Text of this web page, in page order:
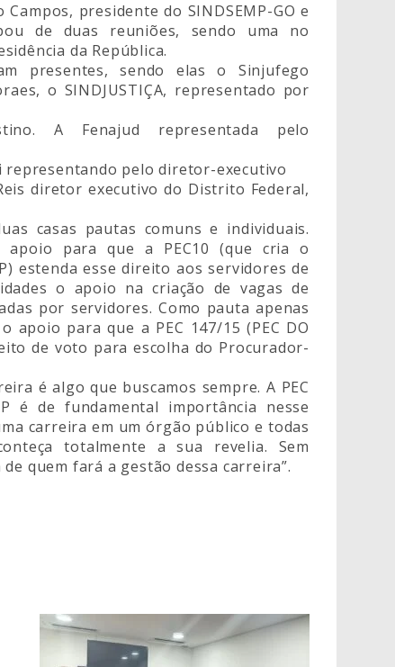
presidente do SINDSEMP-GO e
de duas reuniões, sendo uma no
da República.
presentes, sendo elas o Sinjufego
o SINDJUSTIÇA, representado por
A Fenajud representada pelo
representando pelo diretor-executivo
diretor executivo do Distrito Federal,
casas pautas comuns e individuais.
para que a PEC10 (que cria o
estenda esse direito aos servidores de
o apoio na criação de vagas de
por servidores. Como pauta apenas
para que a PEC 147/15 (PEC DO
de voto para escolha do Procurador-
é algo que buscamos sempre. A PEC
é de fundamental importância nesse
carreira em um órgão público e todas
totalmente a sua revelia. Sem
quem fará a gestão dessa carreira”.